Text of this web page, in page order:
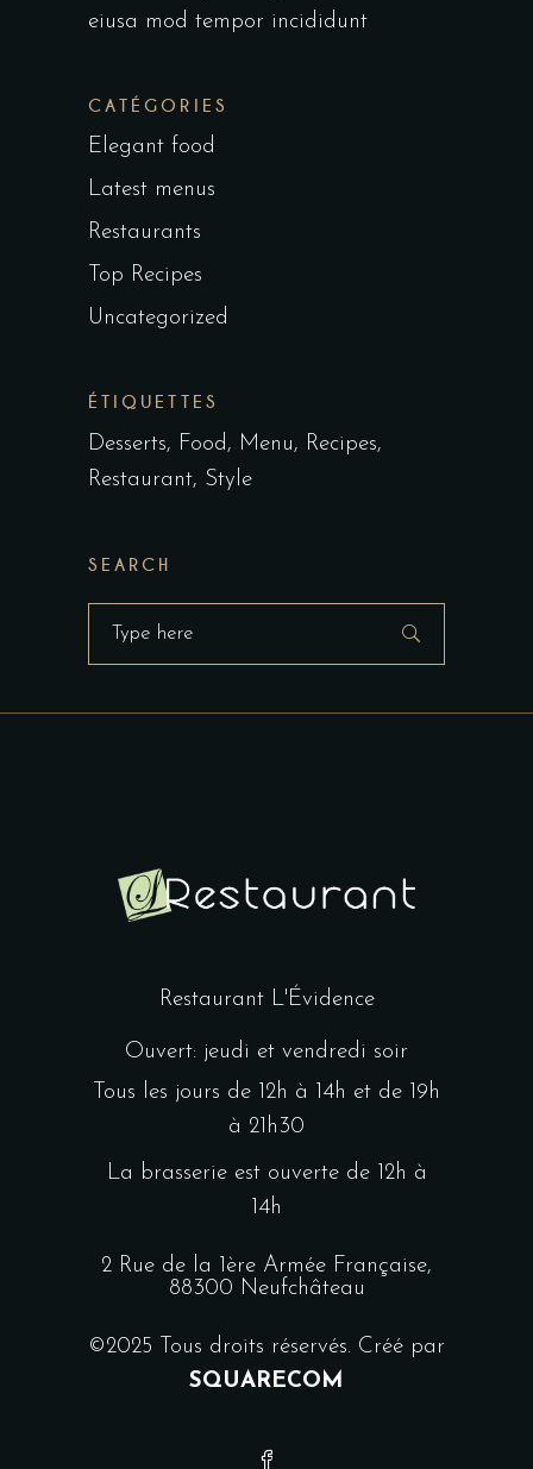
eiusa mod tempor incididunt
CATÉGORIES
Elegant food
Latest menus
Restaurants
Top Recipes
Uncategorized
ÉTIQUETTES
Desserts Food Menu
Recipes
Restaurant Style
SEARCH
Search
Restaurant L'Évidence
Ouvert: jeudi et vendredi soir
Tous les jours de 12h à 14h et de 19h
à 21h30
La brasserie est ouverte de 12h à
14h
2 Rue de la 1ère Armée Française,
88300 Neufchâteau
©2025 Tous droits réservés. Créé par
SQUARECOM